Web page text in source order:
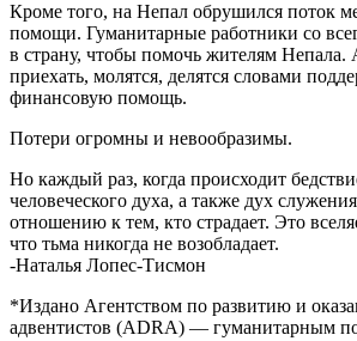
Кроме того, на Непал обрушился поток
помощи. Гуманитарные работники со
в страну, чтобы помочь жителям Непала.
приехать, молятся, делятся словами
финансовую помощь.
Потери огромны и невообразимы.
Но каждый раз, когда происходит
человеческого духа, а также дух
отношению к тем, кто страдает. Это
что тьма никогда не возобладает.
-Наталья Лопес-Тисмон
*Издано Агентством по развитию и
адвентистов (ADRA) — гуманитарным